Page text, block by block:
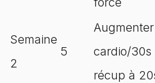
Semaine
2
5
cardio/30s
récup à